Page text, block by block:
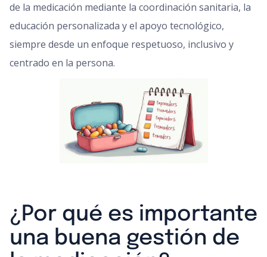
de la medicación mediante la coordinación sanitaria, la
educación personalizada y el apoyo tecnológico,
siempre desde un enfoque respetuoso, inclusivo y
centrado en la persona.
¿Por qué es importante
una buena gestión de